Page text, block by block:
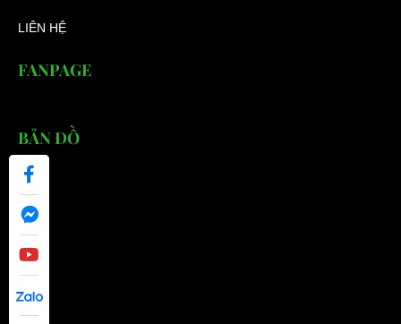
LIÊN HỆ
FANPAGE
BẢN ĐỒ